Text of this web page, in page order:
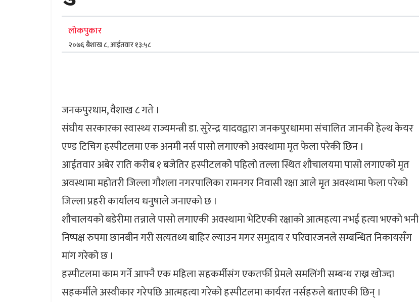
लोकपुकार
२०७६ बैशाख ८, आईतवार १३:५८
जनकपुरधाम, वैशाख ८ गते ।
संघीय सरकारका स्वास्थ्य राज्यमन्त्री डा. सुरेन्द्र यादवद्वारा जनकपुरधाममा संचालित जानकी हेल्थ केयर
एण्ड टिचिग हस्पीटलमा एक अनमी नर्स पासो लगाएको अवस्थामा मृत फेला परेकी छिन ।
आईतवार अबेर राति करीब १ बजेतिर हस्पीटलकोे पहिलो तल्ला स्थित शौचालयमा पासो लगाएको मृत
अवस्थामा महोतरी जिल्ला गौशला नगरपालिका रामनगर निवासी रक्षा आले मृत अवस्थामा फेला परेको
जिल्ला प्रहरी कार्यालय धनुषाले जनाएको छ ।
शौचालयको बडेरीमा तन्नाले पासो लगाएकी अवस्थामा भेटिएकी रक्षाको आत्महत्या नभई हत्या भएको भनी
निष्पक्ष रुपमा छानबीन गरी सत्यतथ्य बाहिर ल्याउन मगर समुदाय र परिवारजनले सम्बन्धित निकायसँग
मांग गरेको छ ।
हस्पीटलमा काम गर्ने आफ्नै एक महिला सहकर्मीसंग एकतर्फी प्रेमले समलिंगी सम्बन्ध राख्न खोज्दा
सहकर्मीले अस्वीकार गरेपछि आत्महत्या गरेको हस्पीटलमा कार्यरत नर्सहरुले बताएकी छिन् ।